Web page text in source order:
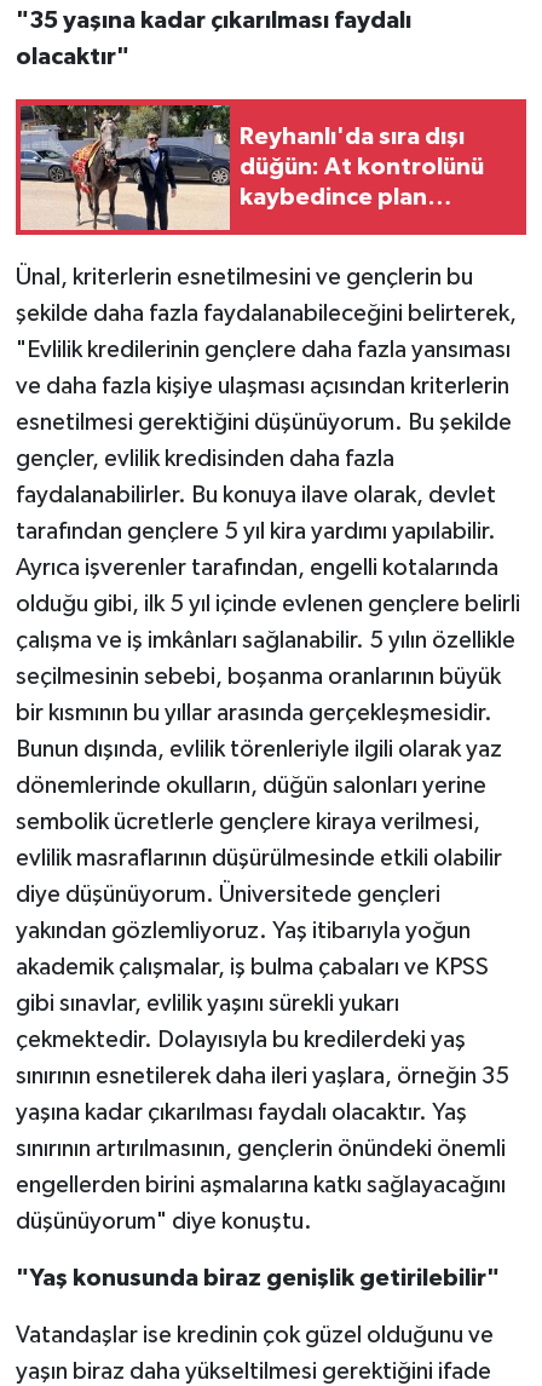
"35 yaşına kadar çıkarılması faydalı
olacaktır"
Reyhanlı'da sıra dışı
düğün: At kontrolünü
kaybedince plan
Ünal, kriterlerin esnetilmesini ve gençlerin bu
şekilde daha fazla faydalanabileceğini belirterek,
"Evlilik kredilerinin gençlere daha fazla yansıması
ve daha fazla kişiye ulaşması açısından kriterlerin
esnetilmesi gerektiğini düşünüyorum. Bu şekilde
gençler, evlilik kredisinden daha fazla
faydalanabilirler. Bu konuya ilave olarak, devlet
tarafından gençlere 5 yıl kira yardımı yapılabilir.
Ayrıca işverenler tarafından, engelli kotalarında
olduğu gibi, ilk 5 yıl içinde evlenen gençlere belirli
çalışma ve iş imkânları sağlanabilir. 5 yılın özellikle
seçilmesinin sebebi, boşanma oranlarının büyük
bir kısmının bu yıllar arasında gerçekleşmesidir.
Bunun dışında, evlilik törenleriyle ilgili olarak yaz
dönemlerinde okulların, düğün salonları yerine
sembolik ücretlerle gençlere kiraya verilmesi,
evlilik masraflarının düşürülmesinde etkili olabilir
diye düşünüyorum. Üniversitede gençleri
yakından gözlemliyoruz. Yaş itibarıyla yoğun
akademik çalışmalar, iş bulma çabaları ve KPSS
gibi sınavlar, evlilik yaşını sürekli yukarı
çekmektedir. Dolayısıyla bu kredilerdeki yaş
sınırının esnetilerek daha ileri yaşlara, örneğin 35
yaşına kadar çıkarılması faydalı olacaktır. Yaş
sınırının artırılmasının, gençlerin önündeki önemli
engellerden birini aşmalarına katkı sağlayacağını
düşünüyorum" diye konuştu.
"Yaş konusunda biraz genişlik getirilebilir"
Vatandaşlar ise kredinin çok güzel olduğunu ve
yaşın biraz daha yükseltilmesi gerektiğini ifade